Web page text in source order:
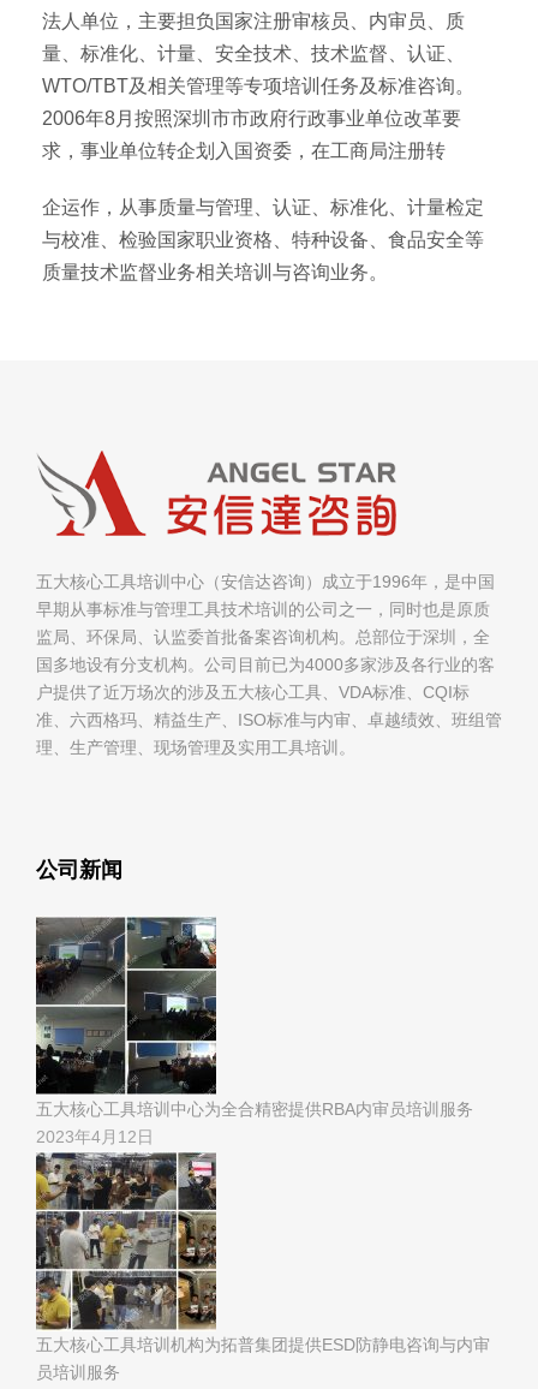
法人单位，主要担负国家注册审核员、内审员、质
量、标准化、计量、安全技术、技术监督、认证、
WTO/TBT及相关管理等专项培训任务及标准咨询。
2006年8月按照深圳市市政府行政事业单位改革要
求，事业单位转企划入国资委，在工商局注册转
企运作，从事质量与管理、认证、标准化、计量检定
与校准、检验国家职业资格、特种设备、食品安全等
质量技术监督业务相关培训与咨询业务。
五大核心工具培训中心（安信达咨询）成立于1996年，是中国
早期从事标准与管理工具技术培训的公司之一，同时也是原质
监局、环保局、认监委首批备案咨询机构。总部位于深圳，全
国多地设有分支机构。公司目前已为4000多家涉及各行业的客
户提供了近万场次的涉及五大核心工具、VDA标准、CQI标
准、六西格玛、精益生产、ISO标准与内审、卓越绩效、班组管
理、生产管理、现场管理及实用工具培训。
公司新闻
五大核心工具培训中心为全合精密提供RBA内审员培训服务
2023年4月12日
五大核心工具培训机构为拓普集团提供ESD防静电咨询与内审
员培训服务